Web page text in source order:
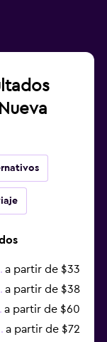
a partir de $33
a partir de $38
a partir de $60
a partir de $72